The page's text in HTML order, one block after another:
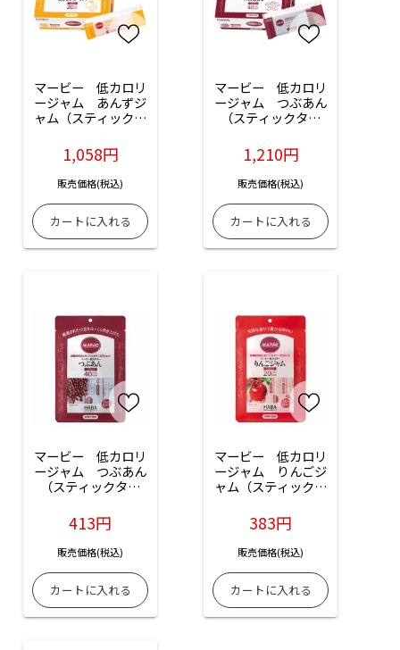
マービー　低カロリ
ージャム　あんずジ
ャム（スティックタ
1,058円
販売価格(税込)
マービー　低カロリ
ージャム　つぶあん
（スティックタイ
1,210円
販売価格(税込)
マービー　低カロリ
ージャム　つぶあん
（スティックタイ
413円
販売価格(税込)
マービー　低カロリ
ージャム　りんごジ
ャム（スティックタ
383円
販売価格(税込)